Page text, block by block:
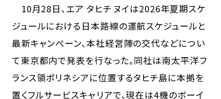
10月28日、エア タヒチ ヌイは2026年夏期スケ
ジュールにおける日本路線の運航スケジュールと
最新キャンペーン、本社経営陣の交代などについ
て東京都内で発表を行なった。同社は南太平洋フ
ランス領ポリネシアに位置するタヒチ島に本拠を
置くフルサービスキャリアで、現在は4機のボーイ